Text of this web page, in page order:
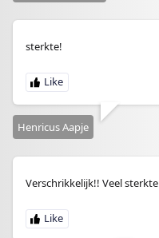
sterkte!
Henricus Aapje
Verschrikkelijk!! Veel sterkte